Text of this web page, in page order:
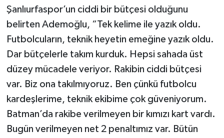
Şanlıurfaspor’un ciddi bir bütçesi olduğunu
belirten Ademoğlu, “Tek kelime ile yazık oldu.
Futbolcuların, teknik heyetin emeğine yazık oldu.
Dar bütçelerle takım kurduk. Hepsi sahada üst
düzey mücadele veriyor. Rakibin ciddi bütçesi
var. Biz ona takılmıyoruz. Ben çünkü futbolcu
kardeşlerime, teknik ekibime çok güveniyorum.
Batman’da rakibe verilmeyen bir kımızı kart vardı.
Bugün verilmeyen net 2 penaltımız var. Bütün